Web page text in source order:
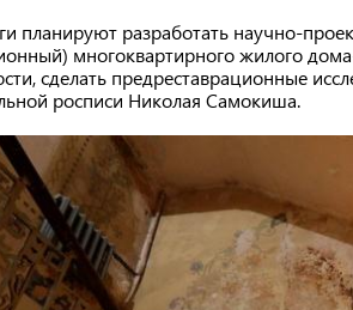
планируют разработать научно-
многоквартирного жилого
сделать предреставрационные
росписи Николая Самокиша.